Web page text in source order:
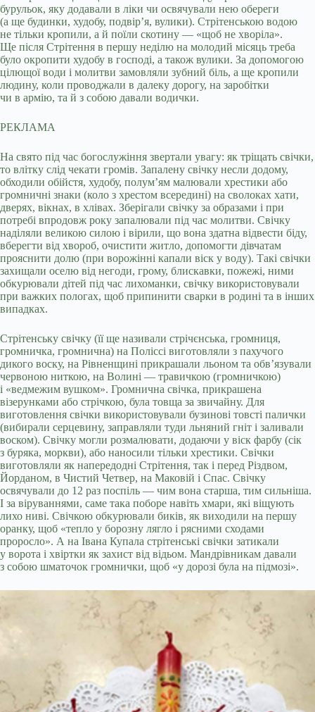
бурульок, яку додавали в ліки чи освячували нею обереги
(а ще будинки, худобу, подвір’я, вулики). Стрітенською водою
не тільки кропили, а й поїли скотину — «щоб не хворіла».
Ще після Стрітення в першу неділю на молодий місяць треба
було окропити худобу в господі, а також вулики. За допомогою
цілющої води і молитви замовляли зубний біль, а ще кропили
людину, коли проводжали в далеку дорогу, на заробітки
чи в армію, та й з собою давали водички.
РЕКЛАМА
На свято під час богослужіння звертали увагу: як тріщать свічки,
то влітку слід чекати громів. Запалену свічку несли додому,
обходили обійстя, худобу, полум’ям малювали хрестики або
громничні знаки (коло з хрестом всередині) на сволоках хати,
дверях, вікнах, в хлівах. Зберігали свічку за образами і при
потребі впродовж року запалювали під час молитви. Свічку
наділяли великою силою і вірили, що вона здатна відвести біду,
вберегти від хвороб, очистити житло, допомогти дівчатам
прояснити долю (при ворожінні капали віск у воду). Такі свічки
захищали оселю від негоди, грому, блискавки, пожежі, ними
обкурювали дітей під час лихоманки, свічку використовували
при важких пологах, щоб припинити сварки в родині та в інших
випадках.
Стрітенську свічку (її ще називали стрічєнська, громниця,
громничка, громнична) на Поліссі виготовляли з пахучого
дикого воску, на Рівненщині прикрашали льоном та обв’язували
червоною ниткою, на Волині — травичкою (громничкою)
і «ведмежим вушком». Громнична свічка, прикрашена
візерунками або стрічкою, була товща за звичайну. Для
виготовлення свічки використовували бузинові товсті палички
(вибирали серцевину, заправляли туди льняний гніт і заливали
воском). Свічку могли розмалювати, додаючи у віск фарбу (сік
з буряка, моркви), або наносили тільки хрестики. Свічки
виготовляли як напередодні Стрітення, так і перед Різдвом,
Йорданом, в Чистий Четвер, на Маковій і Спас. Свічку
освячували до 12 раз поспіль — чим вона старша, тим сильніша.
І за віруваннями, саме така поборе навіть хмари, які віщують
лихо ниві. Свічкою обкурювали биків, як виходили на першу
оранку, щоб «тепло у борозну лягло і рясними сходами
проросло». А на Івана Купала стрітенські свічки затикали
у ворота і хвіртки як захист від відьом. Мандрівникам давали
з собою шматочок громнички, щоб «у дорозі була на підмозі».